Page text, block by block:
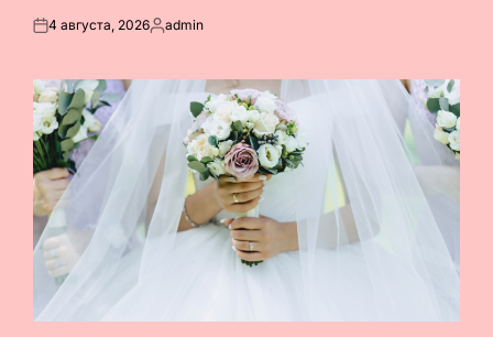
Опубликовано
4 августа, 2026Запись
admin